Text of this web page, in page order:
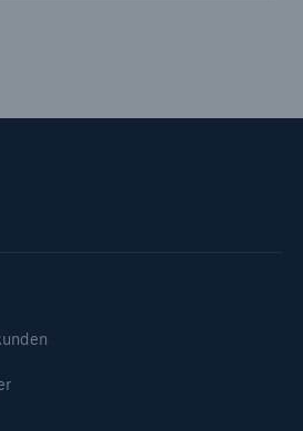
Gesundheit